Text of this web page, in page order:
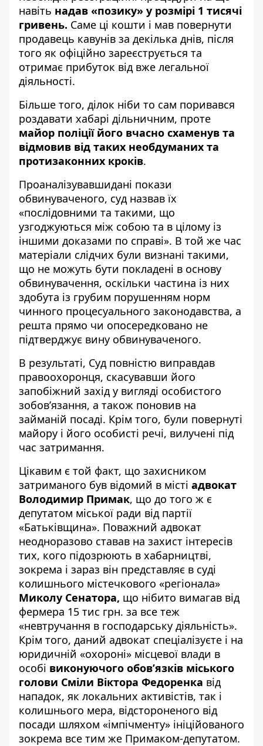
навіть надав «позику» у розмірі 1 тисячі
гривень. Саме ці кошти і мав повернути
продавець кавунів за декілька днів, після
того як офіційно зареєструється та
отримає прибуток від вже легальної
діяльності.
Більше того, ділок ніби то сам поривався
роздавати хабарі дільничним, проте
майор поліції його вчасно схаменув та
відмовив від таких необдуманих та
протизаконних кроків.
Проаналізувавшидані покази
обвинуваченого, суд назвав їх
«послідовними та такими, що
узгоджуються між собою та в цілому із
іншими доказами по справі». В той же час
матеріали слідчих були визнані такими,
що не можуть бути покладені в основу
обвинувачення, оскільки частина із них
здобута із грубим порушенням норм
чинного процесуального законодавства, а
решта прямо чи опосередковано не
підтверджує вину обвинуваченого.
В результаті, Суд повністю виправдав
правоохоронця, скасувавши його
запобіжний захід у вигляді особистого
зобов’язання, а також поновив на
займаній посаді. Крім того, були повернуті
майору і його особисті речі, вилучені під
час затримання.
Цікавим є той факт, що захисником
затриманого був відомий в місті адвокат
Володимир Примак, що до того ж є
депутатом міської ради від партії
«Батьківщина». Поважний адвокат
неодноразово ставав на захист інтересів
тих, кого підозрюють в хабарництві,
зокрема і зараз він представляє в суді
колишнього містечкового «регіонала»
Миколу Сенатора, що нібито вимагав від
фермера 15 тис грн. за все теж
«невтручання в господарську діяльність».
Крім того, даний адвокат спеціалізуєте і на
юридичній «охороні» місцевої влади в
особі виконуючого обов’язків міського
голови Сміли Віктора Федоренка від
нападок, як локальних активістів, так і
колишнього мера, відстороненого від
посади шляхом «імпічменту» ініційованого
зокрема все тим же Примаком-депутатом.